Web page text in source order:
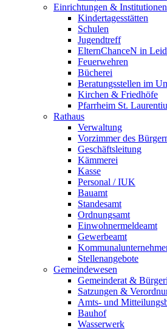
Einrichtungen & Institutionen
Kindertagesstätten
Schulen
Jugendtreff
ElternChanceN in
Feuerwehren
Bücherei
Beratungsstellen im
Kirchen & Friedhöfe
Pfarrheim St.
Rathaus
Verwaltung
Vorzimmer des
Geschäftsleitung
Kämmerei
Kasse
Personal / IUK
Bauamt
Standesamt
Ordnungsamt
Einwohnermeldeamt
Gewerbeamt
Stellenangebote
Gemeindewesen
Gemeinderat &
Satzungen &
Amts- und
Bauhof
Wasserwerk